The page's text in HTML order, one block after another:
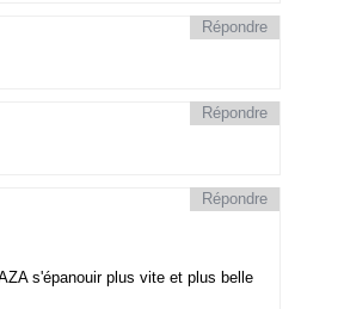
Répondre
Répondre
s'épanouir plus vite et plus belle
Répondre